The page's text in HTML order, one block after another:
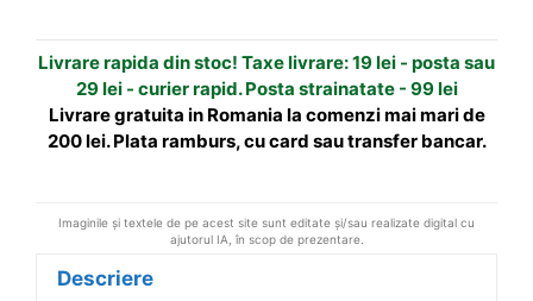
de
bun
augur
t
iLivrare rapida din stoc! Taxe livrare: 19 lei - posta sau
29 lei - curier rapid. Posta strainatate - 99 lei
Livrare gratuita in Romania la comenzi mai mari de
200 lei. Plata ramburs, cu card sau transfer bancar.
Imaginile și textele de pe acest site sunt editate și/sau realizate digital cu
ajutorul IA, în scop de prezentare.
Descriere